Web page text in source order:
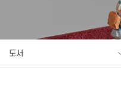
도서